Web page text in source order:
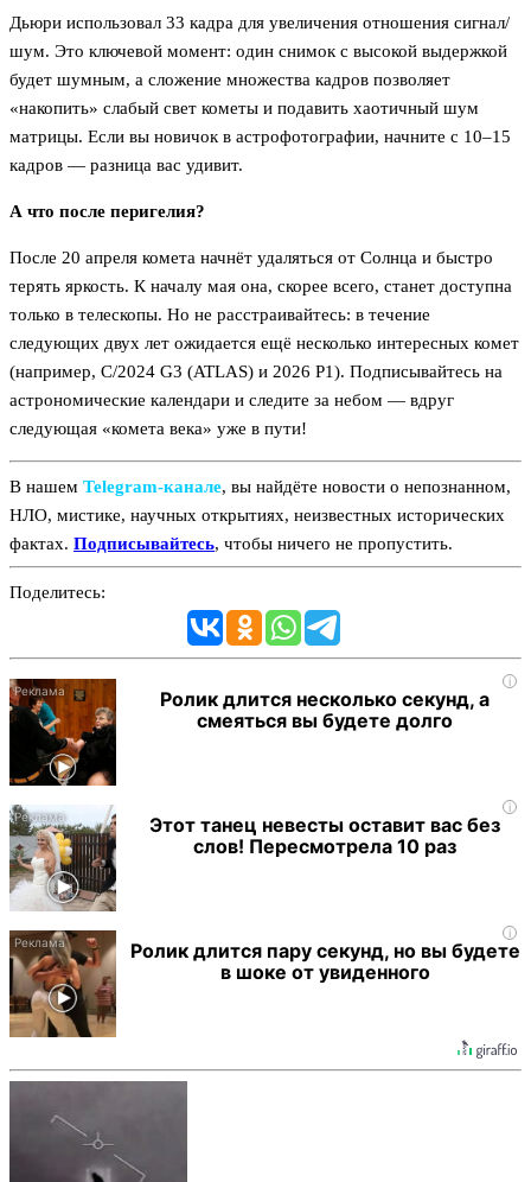
Дьюри использовал 33 кадра для увеличения отношения сигнал/
шум. Это ключевой момент: один снимок с высокой выдержкой
будет шумным, а сложение множества кадров позволяет
«накопить» слабый свет кометы и подавить хаотичный шум
матрицы. Если вы новичок в астрофотографии, начните с 10–15
кадров — разница вас удивит.
А что после перигелия?
После 20 апреля комета начнёт удаляться от Солнца и быстро
терять яркость. К началу мая она, скорее всего, станет доступна
только в телескопы. Но не расстраивайтесь: в течение
следующих двух лет ожидается ещё несколько интересных комет
(например, C/2024 G3 (ATLAS) и 2026 P1). Подписывайтесь на
астрономические календари и следите за небом — вдруг
следующая «комета века» уже в пути!
В нашем Telegram‑канале, вы найдёте новости о непознанном,
НЛО, мистике, научных открытиях, неизвестных исторических
фактах. Подписывайтесь, чтобы ничего не пропустить.
Поделитесь:
i
Ролик длится несколько секунд, а
смеяться вы будете долго
i
Этот танец невесты оставит вас без
слов! Пересмотрела 10 раз
i
Ролик длится пару секунд, но вы будете
в шоке от увиденного